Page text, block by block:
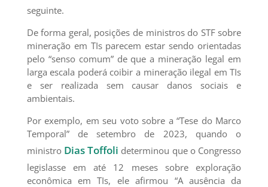
seguinte.
De forma geral, posições de ministros do STF sobre
mineração em TIs parecem estar sendo orientadas
pelo “senso comum” de que a mineração legal em
larga escala poderá coibir a mineração ilegal em TIs
e ser realizada sem causar danos sociais e
ambientais.
Por exemplo, em seu voto sobre a “Tese do Marco
Temporal” de setembro de 2023, quando o
ministro Dias Toffoli determinou que o Congresso
legislasse em até 12 meses sobre exploração
econômica em TIs, ele afirmou “A ausência da